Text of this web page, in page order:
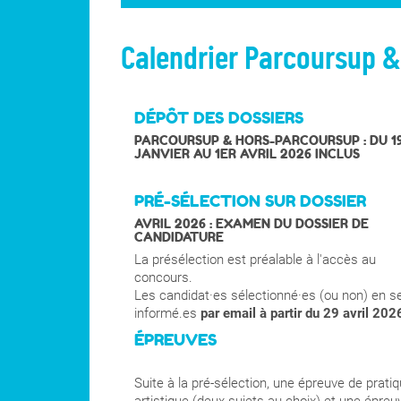
Calendrier Parcoursup
DÉPÔT DES DOSSIERS
PARCOURSUP & HORS-PARCOURSUP : DU
JANVIER AU 1ER AVRIL 2026 INCLUS
PRÉ-SÉLECTION SUR DOSSIER
AVRIL 2026 : EXAMEN DU DOSSIER DE
CANDIDATURE
La présélection est préalable à l'accès au
concours.
Les candidat·es sélectionné·es (ou non) en
informé.es par email à partir du 29 avril
ÉPREUVES
Suite à la pré-sélection, une épreuve de